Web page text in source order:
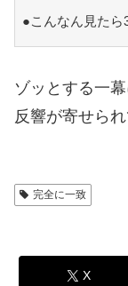
●こんなん見た
ゾッとする一
反響が寄せら
完全に一致
X